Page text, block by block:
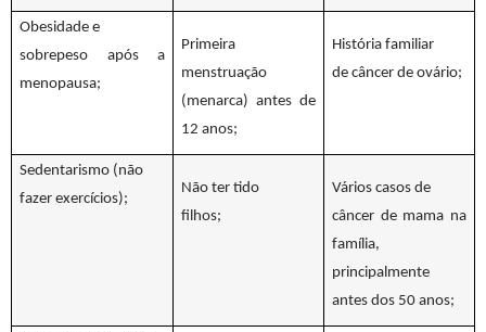
Obesidade e
sobrepeso após a
menopausa;
Primeira
menstruação
(menarca) antes de
12 anos;
História familiar
de câncer de ovário;
Sedentarismo (não
fazer exercícios);
Não ter tido
filhos;
Vários casos de
câncer de mama na
família,
principalmente
antes dos 50 anos;